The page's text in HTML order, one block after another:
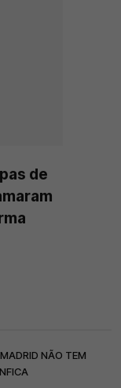
de
NÃO TEM